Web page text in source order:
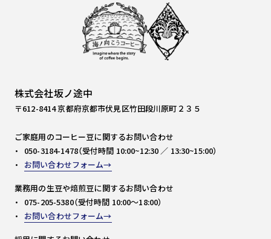
株式会社坂ノ途中
〒612-8414 京都府京都市伏見区竹田段川原町２３５
ご家庭用のコーヒー豆に関するお問い合わせ
050-3184-1478（受付時間 10:00~12:30 ／ 13:30~15:00）
お問い合わせフォーム
業務用の生豆や焙煎豆に関するお問い合わせ
075-205-5380（受付時間 10:00～18:00）
お問い合わせフォーム